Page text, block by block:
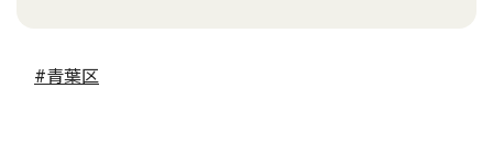
#青葉区